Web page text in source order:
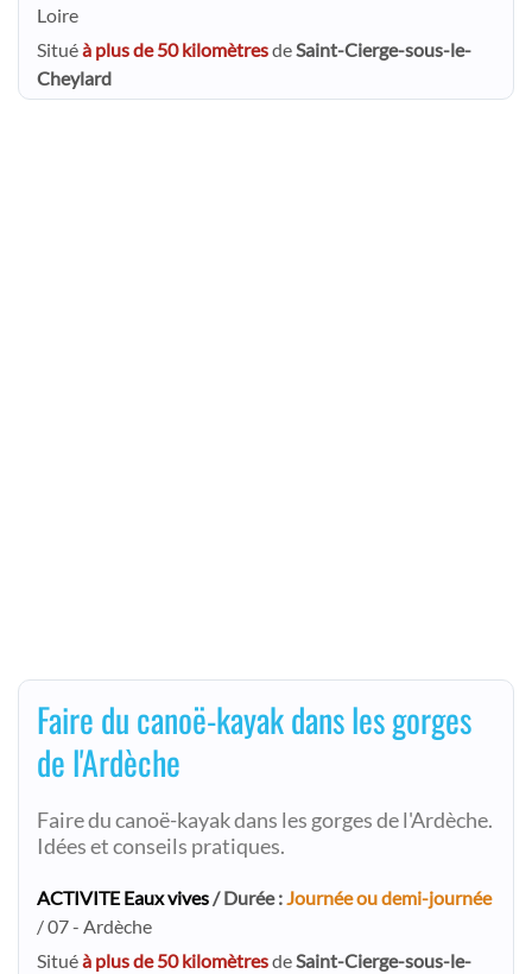
Loire
Situéà plus de 50 kilomètresdeSaint-Cierge-sous-le-
Cheylard
Faire du canoë-kayak dans les gorges
de l'Ardèche
Faire du canoë-kayak dans les gorges de l'Ardèche.
Idées et conseils pratiques.
ACTIVITE Eaux vives/ Durée :Journée ou demi-journée
/ 07 - Ardèche
Situéà plus de 50 kilomètresdeSaint-Cierge-sous-le-